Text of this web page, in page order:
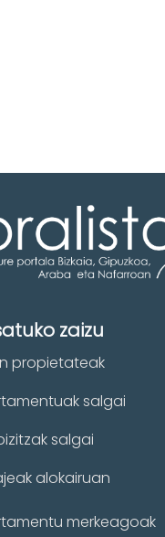
zaizu
propietateak
salgai
salgai
alokairuan
merkeagoak